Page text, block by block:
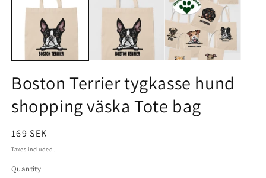
Boston Terrier tygkasse hund
shopping väska Tote bag
Regular
price
169 SEK
Taxes included.
Quantity
Quantity